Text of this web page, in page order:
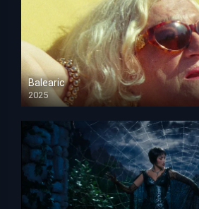
Balearic
2025
HD 1080p